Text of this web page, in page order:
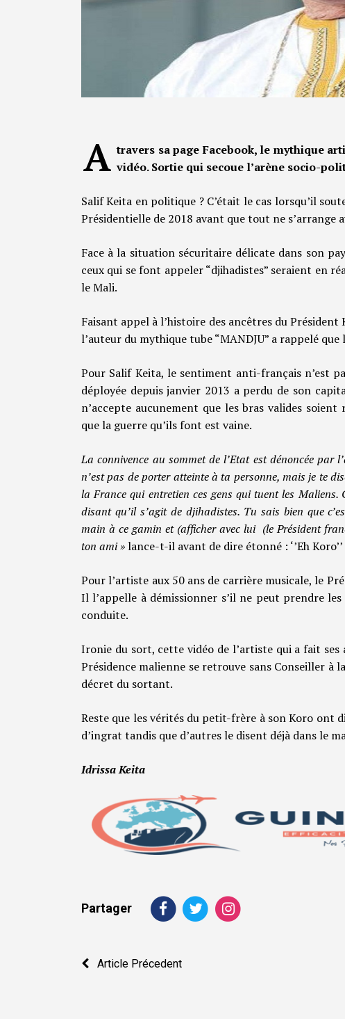
A travers sa page Facebook, le mythique
vidéo. Sortie qui secoue l’arène socio-
Salif Keita en politique ? C’était le cas lorsqu’il
Présidentielle de 2018 avant que tout ne s’arrange
Face à la situation sécuritaire délicate dans son
ceux qui se font appeler “djihadistes” seraient en
le Mali.
Faisant appel à l’histoire des ancêtres du
l’auteur du mythique tube “MANDJU” a rappelé
Pour Salif Keita, le sentiment anti-français n’est
déployée depuis janvier 2013 a perdu de son
n’accepte aucunement que les bras valides
que la guerre qu’ils font est vaine.
La connivence au sommet de l’Etat est dénoncée
n’est pas de porter atteinte à ta personne, mais je te
la France qui entretien ces gens qui tuent les
disant qu’il s’agit de djihadistes. Tu sais bien que
main à ce gamin et (afficher avec lui (le Président
ton ami »lance-t-il avant de dire étonné : ‘’Eh
Pour l’artiste aux 50 ans de carrière musicale, le
Il l’appelle à démissionner s’il ne peut prendre
conduite.
Ironie du sort, cette vidéo de l’artiste qui a fait ses
Présidence malienne se retrouve sans Conseiller à
décret du sortant.
Reste que les vérités du petit-frère à son Koro ont
d’ingrat tandis que d’autres le disent déjà dans le
Idrissa Keita
Partager
Navigation
Article Précedent